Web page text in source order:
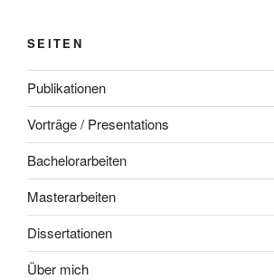
SEITEN
Publikationen
Vorträge / Presentations
Bachelorarbeiten
Masterarbeiten
Dissertationen
Über mich